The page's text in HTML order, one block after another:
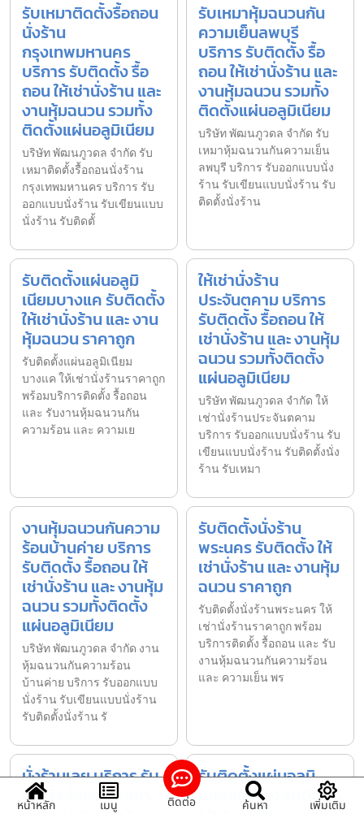
รับเหมาติดตั้งรื้อถอน
นั่งร้าน
กรุงเทพมหานคร
บริการ รับติดตั้ง รื้อ
ถอน ให้เช่านั่งร้าน และ
งานหุ้มฉนวน รวมทั้ง
ติดตั้งแผ่นอลูมิเนียม
บริษัท พัฒนภูวดล จำกัด รับ
เหมาติดตั้งรื้อถอนนั่งร้าน
กรุงเทพมหานคร บริการ รับ
ออกแบบนั่งร้าน รับเขียนแบบ
นั่งร้าน รับติดตั้
รับเหมาหุ้มฉนวนกัน
ความเย็นลพบุรี
บริการ รับติดตั้ง รื้อ
ถอน ให้เช่านั่งร้าน และ
งานหุ้มฉนวน รวมทั้ง
ติดตั้งแผ่นอลูมิเนียม
บริษัท พัฒนภูวดล จำกัด รับ
เหมาหุ้มฉนวนกันความเย็น
ลพบุรี บริการ รับออกแบบนั่ง
ร้าน รับเขียนแบบนั่งร้าน รับ
ติดตั้งนั่งร้าน
รับติดตั้งแผ่นอลูมิ
เนียมบางแค รับติดตั้ง
ให้เช่านั่งร้าน และ งาน
หุ้มฉนวน ราคาถูก
รับติดตั้งแผ่นอลูมิเนียม
บางแค ให้เช่านั่งร้านราคาถูก
พร้อมบริการติดตั้ง รื้อถอน
และ รับงานหุ้มฉนวนกัน
ความร้อน และ ความเย
ให้เช่านั่งร้าน
ประจันตคาม บริการ
รับติดตั้ง รื้อถอน ให้
เช่านั่งร้าน และ งานหุ้ม
ฉนวน รวมทั้งติดตั้ง
แผ่นอลูมิเนียม
บริษัท พัฒนภูวดล จำกัด ให้
เช่านั่งร้านประจันตคาม
บริการ รับออกแบบนั่งร้าน รับ
เขียนแบบนั่งร้าน รับติดตั้งนั่ง
ร้าน รับเหมา
งานหุ้มฉนวนกันความ
ร้อนบ้านค่าย บริการ
รับติดตั้ง รื้อถอน ให้
เช่านั่งร้าน และ งานหุ้ม
ฉนวน รวมทั้งติดตั้ง
แผ่นอลูมิเนียม
บริษัท พัฒนภูวดล จำกัด งาน
หุ้มฉนวนกันความร้อน
บ้านค่าย บริการ รับออกแบบ
นั่งร้าน รับเขียนแบบนั่งร้าน
รับติดตั้งนั่งร้าน รั
รับติดตั้งนั่งร้าน
พระนคร รับติดตั้ง ให้
เช่านั่งร้าน และ งานหุ้ม
ฉนวน ราคาถูก
รับติดตั้งนั่งร้านพระนคร ให้
เช่านั่งร้านราคาถูก พร้อม
บริการติดตั้ง รื้อถอน และ รับ
งานหุ้มฉนวนกันความร้อน
และ ความเย็น พร
นั่งร้านเลย บริการ รับ
ติดตั้ง รื้อถอน ให้เช่า
รับติดตั้งแผ่นอลูมิ
เนียมบ่อทอง รับติดตั้ง
หน้าหลัก เมนู ติดต่อ ค้นหา เพิ่มเติม